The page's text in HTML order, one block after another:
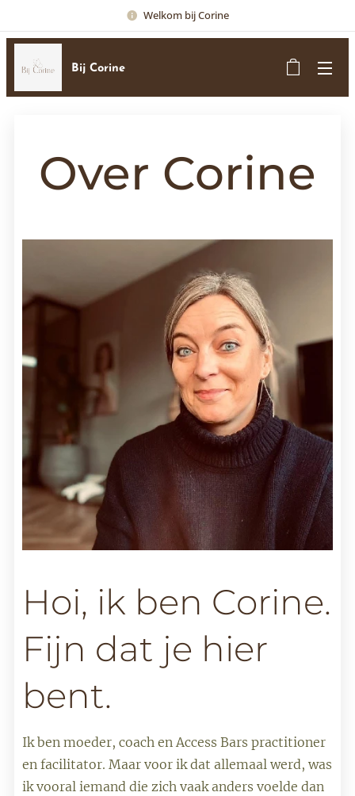
Welkom bij Corine
Bij Corine
Over Corine
Hoi, ik ben Corine.
Fijn dat je hier
bent.
Ik ben moeder, coach en Access Bars practitioner
en facilitator. Maar voor ik dat allemaal werd, was
ik vooral iemand die zich vaak anders voelde dan